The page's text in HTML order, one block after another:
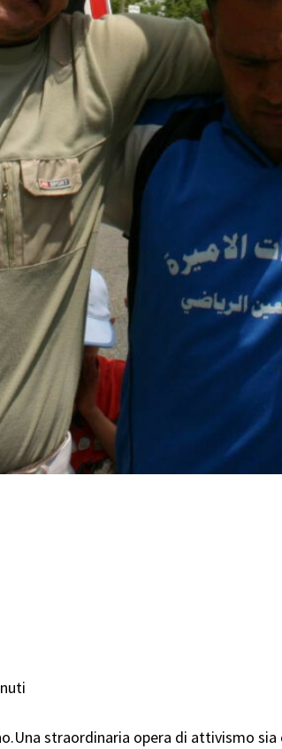
straordinaria opera di attivismo